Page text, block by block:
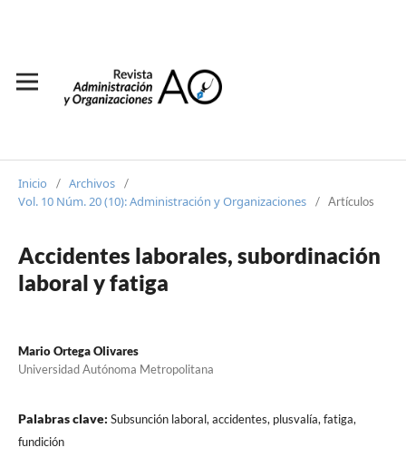
Inicio / Archivos /
Vol. 10 Núm. 20 (10): Administración y Organizaciones / Artículos
Accidentes laborales, subordinación
laboral y fatiga
Mario Ortega Olivares
Universidad Autónoma Metropolitana
Palabras clave: Subsunción laboral, accidentes, plusvalía, fatiga,
fundición